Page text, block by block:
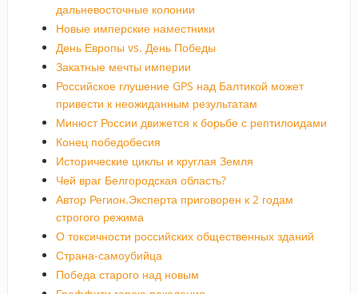
дальневосточные колонии
Новые имперские наместники
День Европы vs. День Победы
Закатные мечты империи
Российское глушение GPS над Балтикой может
привести к неожиданным результатам
Минюст России движется к борьбе с рептилоидами
Конец победобесия
Исторические циклы и круглая Земля
Чей враг Белгородская область?
Автор Регион.Эксперта приговорен к 2 годам
строгого режима
О токсичности российских общественных зданий
Страна-самоубийца
Победа старого над новым